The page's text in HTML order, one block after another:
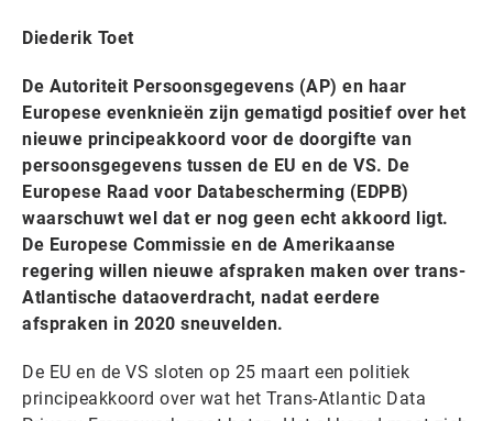
Diederik Toet
De Autoriteit Persoonsgegevens (AP) en haar
Europese evenknieën zijn gematigd positief over het
nieuwe principeakkoord voor de doorgifte van
persoonsgegevens tussen de EU en de VS. De
Europese Raad voor Databescherming (EDPB)
waarschuwt wel dat er nog geen echt akkoord ligt.
De Europese Commissie en de Amerikaanse
regering willen nieuwe afspraken maken over trans-
Atlantische dataoverdracht, nadat eerdere
afspraken in 2020 sneuvelden.
De EU en de VS sloten op 25 maart een politiek
principeakkoord over wat het Trans-Atlantic Data